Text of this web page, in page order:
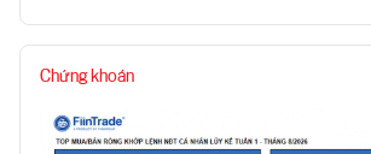
Chứng khoán